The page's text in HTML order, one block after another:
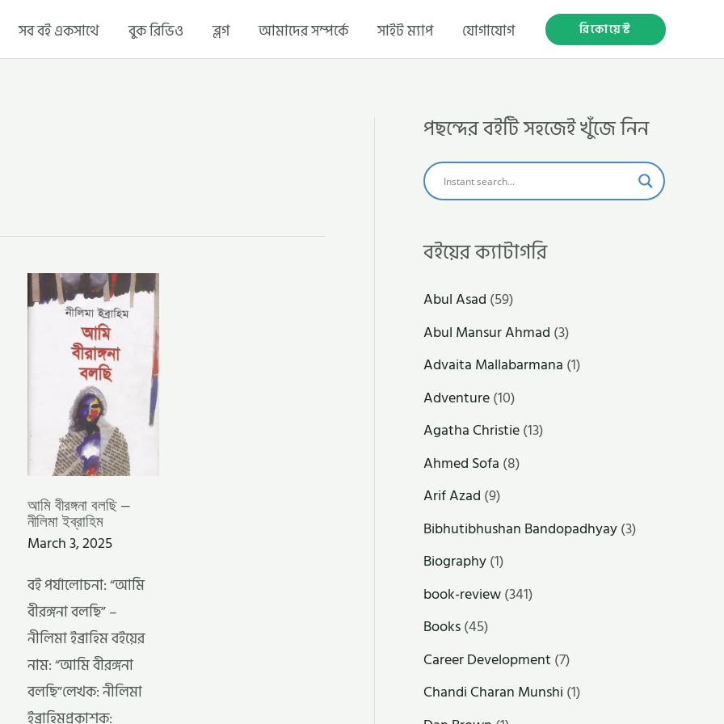
সব বই একসাথে বুক রিভিও ব্লগ আমাদের সম্পর্কে সাইট ম্যাপ যোগাযোগ রিকোয়েস্ট
আমি বীরঙ্গনা বলছি –
নীলিমা ইব্রাহিম
March 3, 2025
বই পর্যালোচনা: “আমি
বীরঙ্গনা বলছি” –
নীলিমা ইব্রাহিম বইয়ের
নাম: “আমি বীরঙ্গনা
বলছি”লেখক: নীলিমা
ইব্রাহিমপ্রকাশক:
আমি
বীরঙ্গনা
বলছি
নীলিমা
ইব্রাহিম
পছন্দের বইটি সহজেই খুঁজে নিন
বইয়ের ক্যাটাগরি
Abul Asad (59)
Abul Mansur Ahmad (3)
Advaita Mallabarmana (1)
Adventure(10)
Agatha Christie(13)
Ahmed Sofa (8)
Arif Azad (9)
Bibhutibhushan Bandopadhyay(3)
Biography(1)
book-review(341)
Books(45)
Career Development (7)
Chandi Charan Munshi (1)